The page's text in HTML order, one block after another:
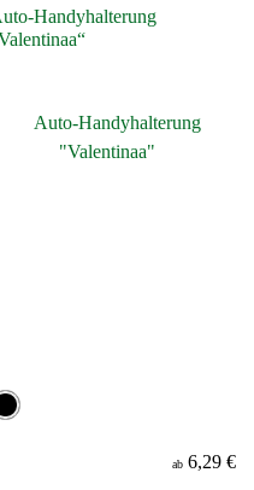
Handyhalterung
ab 6,29 €